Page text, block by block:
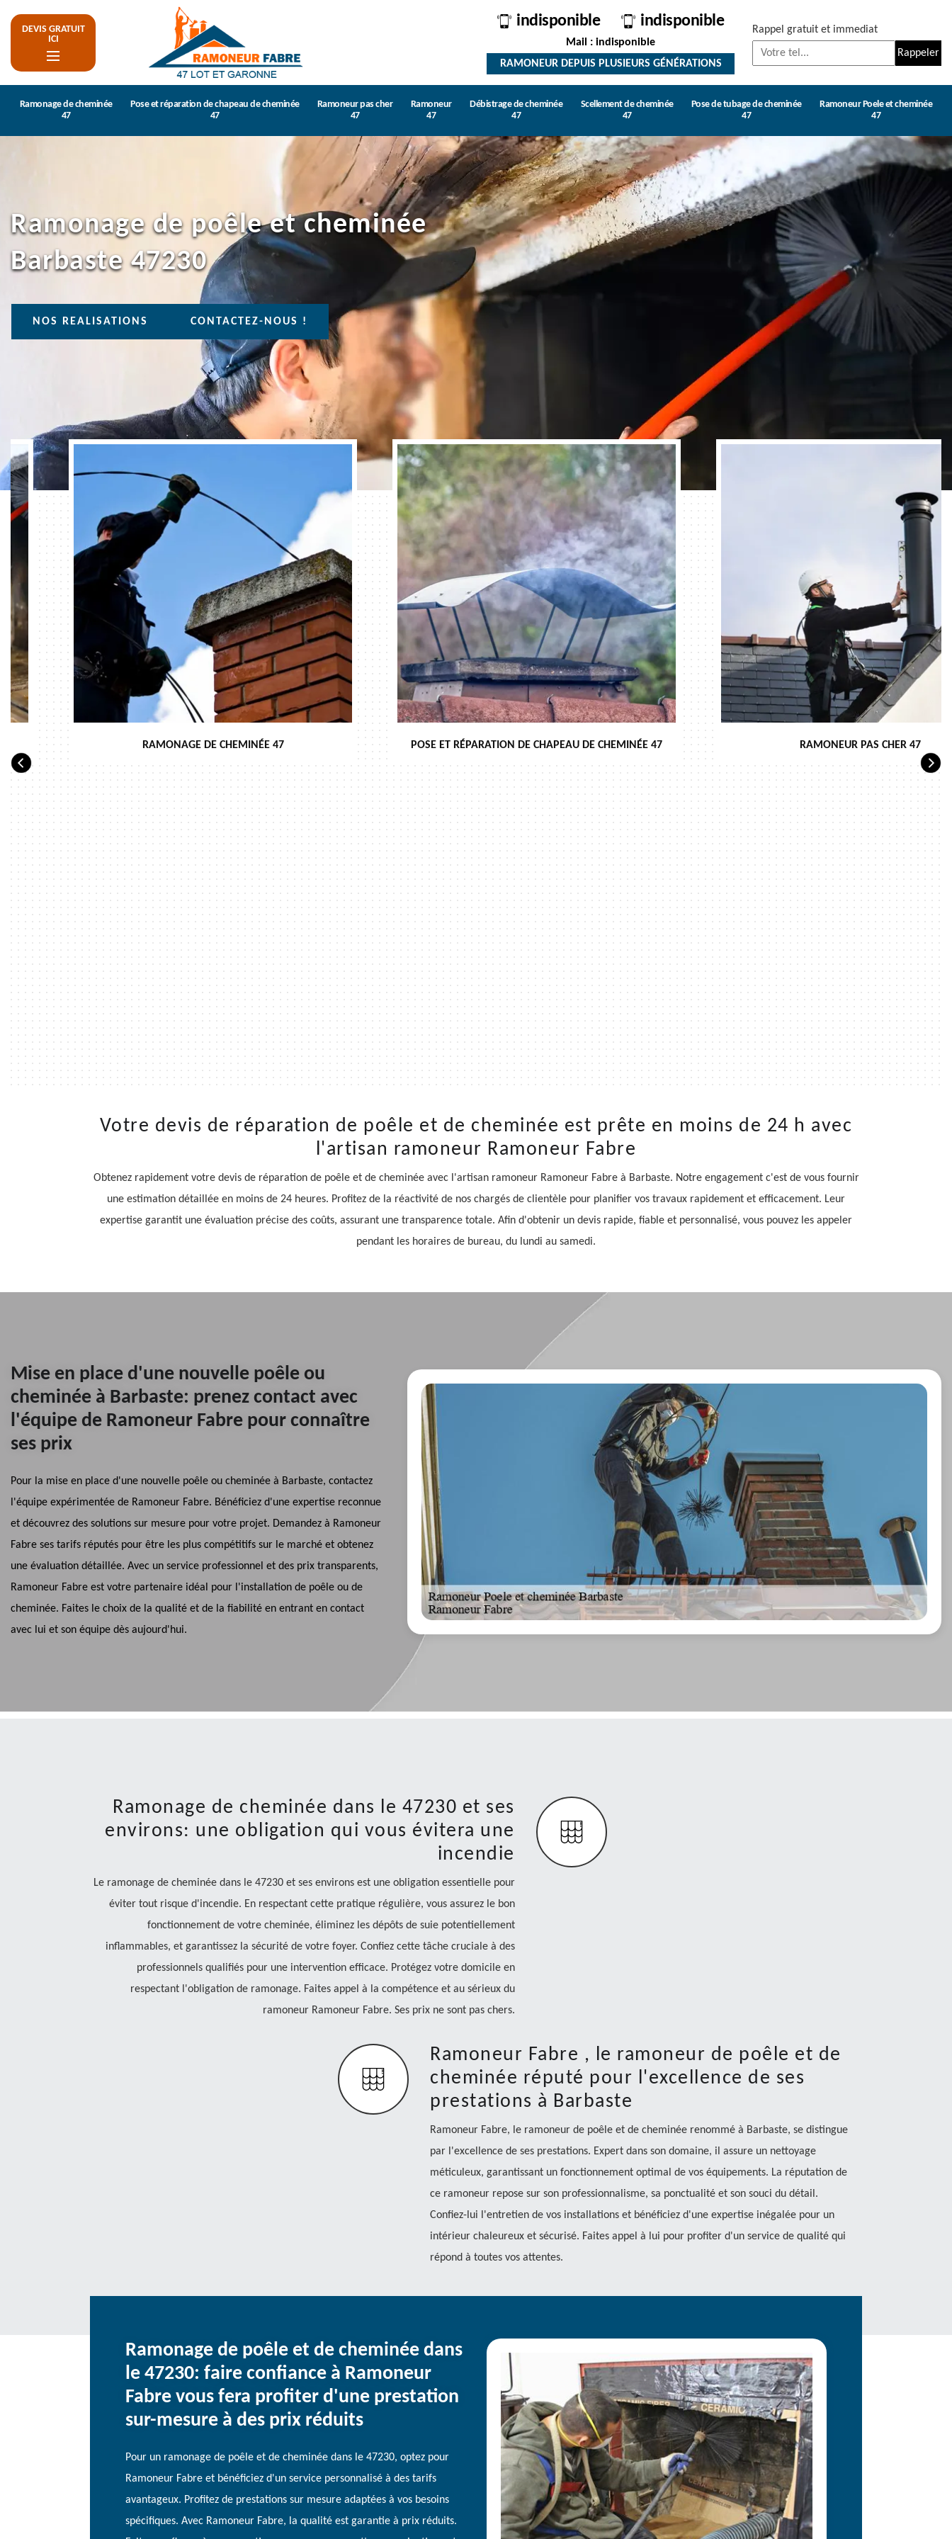
DEVIS GRATUIT
ICI
indisponible indisponible
Mail : indisponible
RAMONEUR DEPUIS PLUSIEURS GÉNÉRATIONS
Rappel gratuit et immediat
Ramonage de cheminée
47
Pose et réparation de chapeau de cheminée
47
Ramoneur pas cher
47
Ramoneur
47
Débistrage de cheminée
47
Scellement de cheminée
47
Pose de tubage de cheminée
47
Ramoneur Poele et cheminée
47
Ramonage de poêle et cheminée
Barbaste 47230
NOS REALISATIONS CONTACTEZ-NOUS !
RAMONAGE DE CHEMINÉE 47 POSE ET RÉPARATION DE CHAPEAU DE CHEMINÉE 47 RAMONEUR PAS CHER 47
Votre devis de réparation de poêle et de cheminée est prête en moins de 24 h avec
l'artisan ramoneur Ramoneur Fabre
Obtenez rapidement votre devis de réparation de poêle et de cheminée avec l'artisan ramoneur Ramoneur Fabre à Barbaste. Notre engagement c'est de vous fournir
une estimation détaillée en moins de 24 heures. Profitez de la réactivité de nos chargés de clientèle pour planifier vos travaux rapidement et efficacement. Leur
expertise garantit une évaluation précise des coûts, assurant une transparence totale. Afin d'obtenir un devis rapide, fiable et personnalisé, vous pouvez les appeler
pendant les horaires de bureau, du lundi au samedi.
Mise en place d'une nouvelle poêle ou
cheminée à Barbaste: prenez contact avec
l'équipe de Ramoneur Fabre pour connaître
ses prix
Pour la mise en place d'une nouvelle poêle ou cheminée à Barbaste, contactez
l'équipe expérimentée de Ramoneur Fabre. Bénéficiez d'une expertise reconnue
et découvrez des solutions sur mesure pour votre projet. Demandez à Ramoneur
Fabre ses tarifs réputés pour être les plus compétitifs sur le marché et obtenez
une évaluation détaillée. Avec un service professionnel et des prix transparents,
Ramoneur Fabre est votre partenaire idéal pour l'installation de poêle ou de
cheminée. Faites le choix de la qualité et de la fiabilité en entrant en contact
avec lui et son équipe dès aujourd'hui.
Ramonage de cheminée dans le 47230 et ses
environs: une obligation qui vous évitera une
incendie
Le ramonage de cheminée dans le 47230 et ses environs est une obligation essentielle pour
éviter tout risque d'incendie. En respectant cette pratique régulière, vous assurez le bon
fonctionnement de votre cheminée, éliminez les dépôts de suie potentiellement
inflammables, et garantissez la sécurité de votre foyer. Confiez cette tâche cruciale à des
professionnels qualifiés pour une intervention efficace. Protégez votre domicile en
respectant l'obligation de ramonage. Faites appel à la compétence et au sérieux du
ramoneur Ramoneur Fabre. Ses prix ne sont pas chers.
Ramoneur Fabre , le ramoneur de poêle et de
cheminée réputé pour l'excellence de ses
prestations à Barbaste
Ramoneur Fabre, le ramoneur de poêle et de cheminée renommé à Barbaste, se distingue
par l'excellence de ses prestations. Expert dans son domaine, il assure un nettoyage
méticuleux, garantissant un fonctionnement optimal de vos équipements. La réputation de
ce ramoneur repose sur son professionnalisme, sa ponctualité et son souci du détail.
Confiez-lui l'entretien de vos installations et bénéficiez d'une expertise inégalée pour un
intérieur chaleureux et sécurisé. Faites appel à lui pour profiter d'un service de qualité qui
répond à toutes vos attentes.
Ramonage de poêle et de cheminée dans
le 47230: faire confiance à Ramoneur
Fabre vous fera profiter d'une prestation
sur-mesure à des prix réduits
Pour un ramonage de poêle et de cheminée dans le 47230, optez pour
Ramoneur Fabre et bénéficiez d'un service personnalisé à des tarifs
avantageux. Profitez de prestations sur mesure adaptées à vos besoins
spécifiques. Avec Ramoneur Fabre, la qualité est garantie à prix réduits.